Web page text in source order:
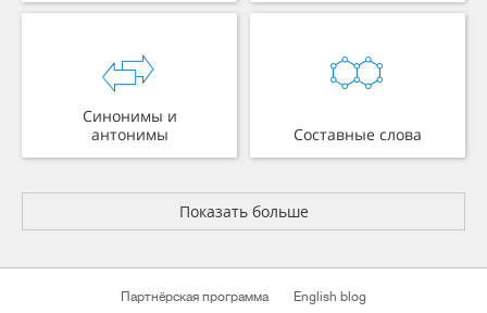
Синонимы и
антонимы
Составные слова
Показать больше
Партнёрская программа English blog